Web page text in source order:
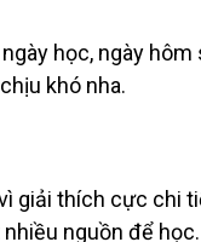
học, ngày hôm
khó nha.
giải thích cực chi
nguồn để học.